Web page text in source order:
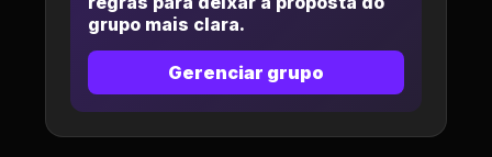
grupo mais clara.
Gerenciar grupo